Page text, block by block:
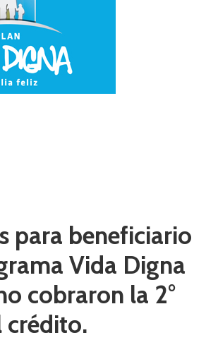
para beneficiario
Vida Digna
cobraron la 2°
crédito.